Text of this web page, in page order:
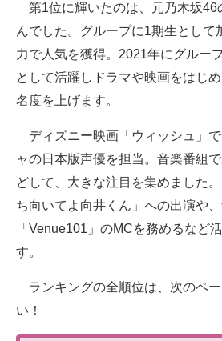
第1位に輝いたのは、元乃木坂46
んでした。グループに1期生として
力で人気を獲得。2021年にグルー
として活躍しドラマや映画をはじ
名度を上げます。
ディズニー映画「ウィッシュ」
ャの日本版声優を担当。音楽番組
どして、大きな注目を集めました
ち向いてよ向井くん」への出演や
「Venue101」のMCを務めるなど
す。
ランキングの全順位は、次のペ
い！